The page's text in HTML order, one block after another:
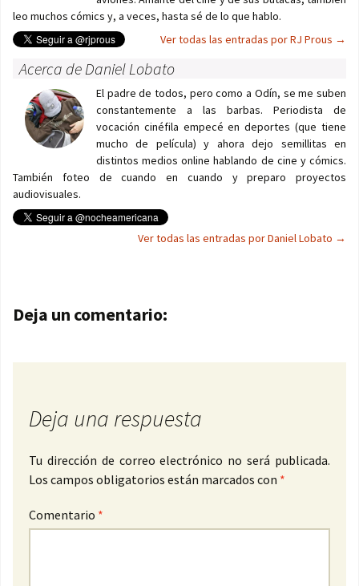
leo muchos cómics y, a veces, hasta sé de lo que hablo.
Ver todas las entradas por RJ Prous →
Acerca de Daniel Lobato
El padre de todos, pero como a Odín, se me suben
constantemente a las barbas. Periodista de
vocación cinéfila empecé en deportes (que tiene
mucho de película) y ahora dejo semillitas en
distintos medios online hablando de cine y cómics.
También foteo de cuando en cuando y preparo proyectos
audiovisuales.
Ver todas las entradas por Daniel Lobato →
Navegación de entradas
Deja un comentario:
Deja una respuesta
Tu dirección de correo electrónico no será publicada.
Los campos obligatorios están marcados con *
Comentario *